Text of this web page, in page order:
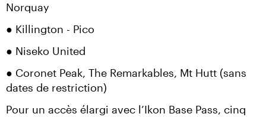
Norquay
● Killington - Pico
● Niseko United
● Coronet Peak, The Remarkables, Mt Hutt (sans
dates de restriction)
Pour un accès élargi avec l’Ikon Base Pass, cinq